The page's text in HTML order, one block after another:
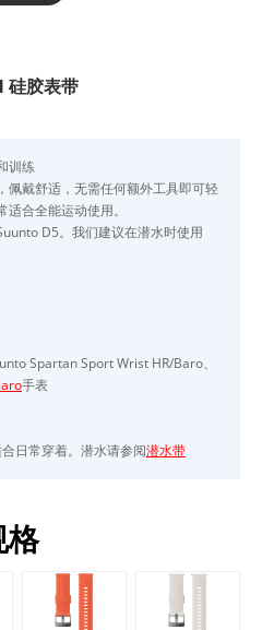
胶表带
训练
佩戴舒适，无需任何额外工具即可轻
合全能运动使用。
D5。我们建议在潜水时使用
Spartan Sport Wrist HR/Baro、
手表
日常穿着。潜水请参阅潜水带
格